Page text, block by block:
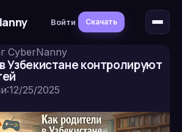
Войти Скачать
CyberNanny
Узбекистане контролируют
:12/25/2025